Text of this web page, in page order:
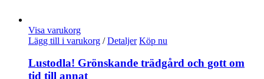
Visa varukorg
Lägg till i varukorg / Detaljer Köp nu
Lustodla! Grönskande trädgård och gott om
tid till annat